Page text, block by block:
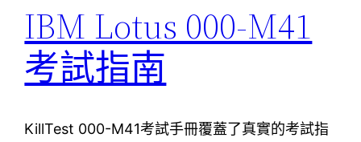
IBM Lotus 000-M41
考試指南
KillTest 000-M41考試手冊覆蓋了真實的考試指